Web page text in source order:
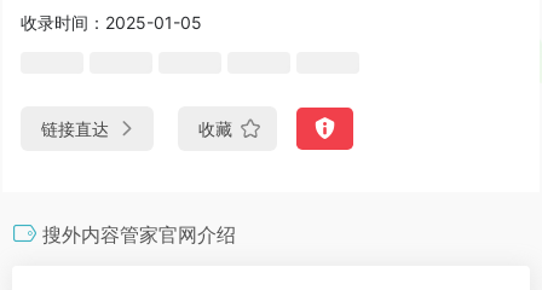
收录时间：2025-01-05
链接直达 收藏
搜外内容管家官网介绍